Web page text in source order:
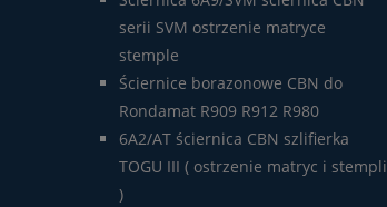
serii SVM ostrzenie matryce
stemple
Ściernice borazonowe CBN do
Rondamat R909 R912 R980
6A2/AT ściernica CBN szlifierka
TOGU III ( ostrzenie matryc i stempli
)